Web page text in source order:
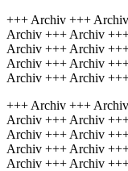
+++ Archiv +++
Archiv +++ Archiv
Archiv +++ Archiv
Archiv +++ Archiv
Archiv +++ Archiv
+++ Archiv +++
Archiv +++ Archiv
Archiv +++ Archiv
Archiv +++ Archiv
Archiv +++ Archiv